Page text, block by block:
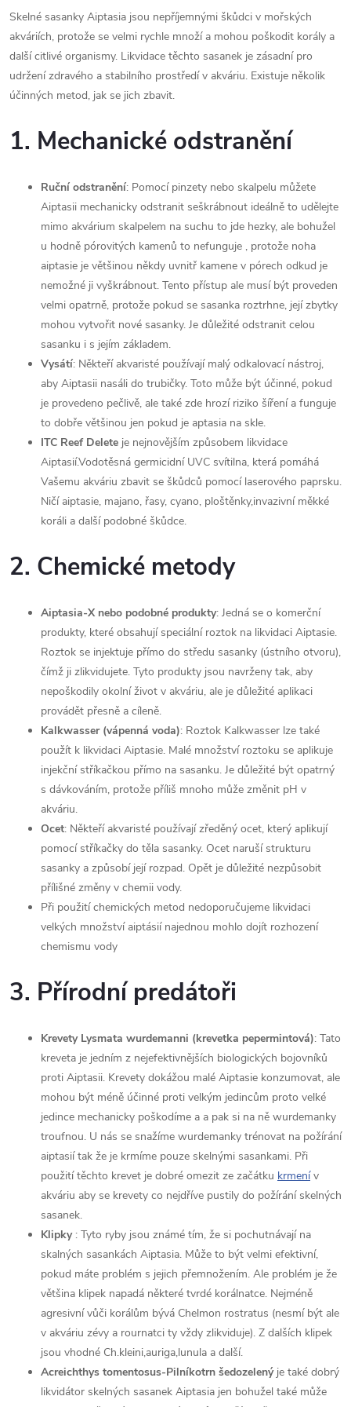
Skelné sasanky Aiptasia jsou nepříjemnými škůdci v mořských
akváriích, protože se velmi rychle množí a mohou poškodit korály a
další citlivé organismy. Likvidace těchto sasanek je zásadní pro
udržení zdravého a stabilního prostředí v akváriu. Existuje několik
účinných metod, jak se jich zbavit.
1. Mechanické odstranění
Ruční odstranění: Pomocí pinzety nebo skalpelu můžete
Aiptasii mechanicky odstranit seškrábnout ideálně to udělejte
mimo akvárium skalpelem na suchu to jde hezky, ale bohužel
u hodně pórovitých kamenů to nefunguje , protože noha
aiptasie je většinou někdy uvnitř kamene v pórech odkud je
nemožné ji vyškrábnout. Tento přístup ale musí být proveden
velmi opatrně, protože pokud se sasanka roztrhne, její zbytky
mohou vytvořit nové sasanky. Je důležité odstranit celou
sasanku i s jejím základem.
Vysátí: Někteří akvaristé používají malý odkalovací nástroj,
aby Aiptasii nasáli do trubičky. Toto může být účinné, pokud
je provedeno pečlivě, ale také zde hrozí riziko šíření a funguje
to dobře většinou jen pokud je aptasia na skle.
ITC Reef Delete je nejnovějším způsobem likvidace
Aiptasií.Vodotěsná germicidní UVC svítilna, která pomáhá
Vašemu akváriu zbavit se škůdců pomocí laserového paprsku.
Ničí aiptasie, majano, řasy, cyano, ploštěnky,invazivní měkké
koráli a další podobné škůdce.
2. Chemické metody
Aiptasia-X nebo podobné produkty: Jedná se o komerční
produkty, které obsahují speciální roztok na likvidaci Aiptasie.
Roztok se injektuje přímo do středu sasanky (ústního otvoru),
čímž ji zlikvidujete. Tyto produkty jsou navrženy tak, aby
nepoškodily okolní život v akváriu, ale je důležité aplikaci
provádět přesně a cíleně.
Kalkwasser (vápenná voda): Roztok Kalkwasser lze také
použít k likvidaci Aiptasie. Malé množství roztoku se aplikuje
injekční stříkačkou přímo na sasanku. Je důležité být opatrný
s dávkováním, protože příliš mnoho může změnit pH v
akváriu.
Ocet: Někteří akvaristé používají zředěný ocet, který aplikují
pomocí stříkačky do těla sasanky. Ocet naruší strukturu
sasanky a způsobí její rozpad. Opět je důležité nezpůsobit
přílišné změny v chemii vody.
Při použití chemických metod nedoporučujeme likvidaci
velkých množství aiptásií najednou mohlo dojít rozhození
chemismu vody
3. Přírodní predátoři
Krevety Lysmata wurdemanni (krevetka pepermintová): Tato
kreveta je jedním z nejefektivnějších biologických bojovníků
proti Aiptasii. Krevety dokážou malé Aiptasie konzumovat, ale
mohou být méně účinné proti velkým jedincům proto velké
jedince mechanicky poškodíme a a pak si na ně wurdemanky
troufnou. U nás se snažíme wurdemanky trénovat na požírání
aiptasií tak že je krmíme pouze skelnými sasankami. Při
použití těchto krevet je dobré omezit ze začátku krmenív
akváriu aby se krevety co nejdříve pustily do požírání skelných
sasanek.
Klipky : Tyto ryby jsou známé tím, že si pochutnávají na
skalných sasankách Aiptasia. Může to být velmi efektivní,
pokud máte problém s jejich přemnožením. Ale problém je že
většina klipek napadá některé tvrdé korálnatce. Nejméně
agresivní vůči korálům bývá Chelmon rostratus (nesmí být ale
v akváriu zévy a rournatci ty vždy zlikviduje). Z dalších klipek
jsou vhodné Ch.kleini,auriga,lunula a další.
Acreichthys tomentosus-Pilníkotrn šedozelenýje také dobrý
likvidátor skelných sasanek Aiptasia jen bohužel také může